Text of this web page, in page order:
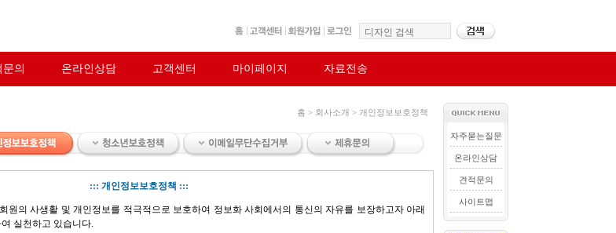
문의 온라인상담 고객센터 마이페이지 자료전송
홈 > 회사소개 > 개인정보보호정책
::: 개인정보보호정책 :::
원의 사생활 및 개인정보를 적극적으로 보호하여 정보화 사회에서의 통신의 자유를 보장하고자 아래
실천하고 있습니다.
자주묻는질문
온라인상담
견적문의
사이트맵